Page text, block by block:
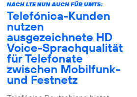
NACH LTE NUN AUCH FÜR UMTS:
Telefónica-Kunden
nutzen
ausgezeichnete HD
Voice-Sprachqualität
für Telefonate
zwischen Mobilfunk-
und Festnetz